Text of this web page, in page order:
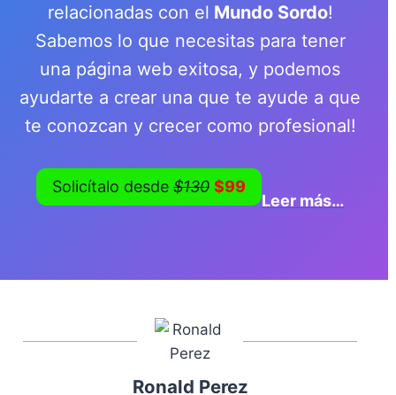
relacionadas con el Mundo Sordo!
Sabemos lo que necesitas para tener
una página web exitosa, y podemos
ayudarte a crear una que te ayude a que
te conozcan y crecer como profesional!
Solicítalo desde $130 $99
Leer más…
Ronald Perez